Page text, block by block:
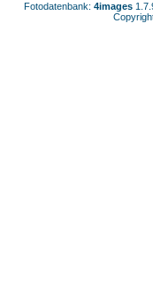
Fotodatenbank: 4images